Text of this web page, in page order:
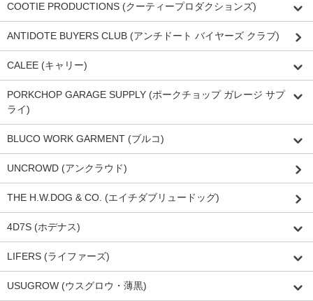
COOTIE PRODUCTIONS (クーティープロダクションズ)
ANTIDOTE BUYERS CLUB (アンチドート バイヤーズ クラブ)
CALEE (キャリー)
PORKCHOP GARAGE SUPPLY (ポークチョップ ガレージ サプ
ライ)
BLUCO WORK GARMENT (ブルコ)
UNCROWD (アンクラウド)
THE H.W.DOG & CO. (エイチダブリュードッグ)
4D7S (ホデナス)
LIFERS (ライファーズ)
USUGROW (ウスグロウ・薄黒)